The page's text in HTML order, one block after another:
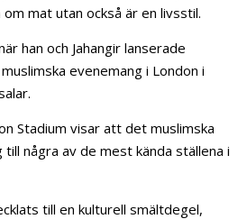
mat utan också är en livsstil.
han och Jahangir lanserade
evenemang i London i
Stadium visar att det muslimska
några av de mest kända ställena i
till en kulturell smältdegel,